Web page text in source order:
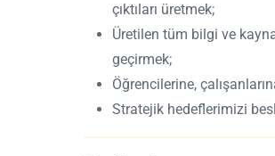
çıktıları üretmek;
Üretilen tüm bilgi ve
geçirmek;
Öğrencilerine,
Stratejik hedeflerimizi